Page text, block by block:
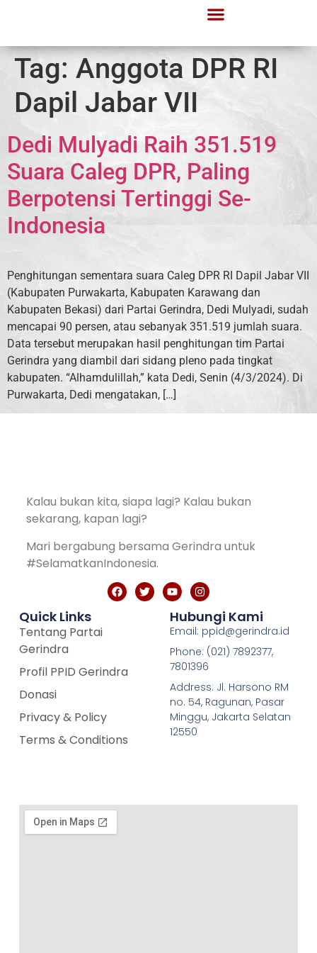
Tag: Anggota DPR RI
Dapil Jabar VII
Dedi Mulyadi Raih 351.519
Suara Caleg DPR, Paling
Berpotensi Tertinggi Se-
Indonesia
Penghitungan sementara suara Caleg DPR RI Dapil Jabar VII
(Kabupaten Purwakarta, Kabupaten Karawang dan
Kabupaten Bekasi) dari Partai Gerindra, Dedi Mulyadi, sudah
mencapai 90 persen, atau sebanyak 351.519 jumlah suara.
Data tersebut merupakan hasil penghitungan tim Partai
Gerindra yang diambil dari sidang pleno pada tingkat
kabupaten. “Alhamdulillah,” kata Dedi, Senin (4/3/2024). Di
Purwakarta, Dedi mengatakan, […]
Kalau bukan kita, siapa lagi? Kalau bukan
sekarang, kapan lagi?
Mari bergabung bersama Gerindra untuk
#SelamatkanIndonesia.
Quick Links
Tentang Partai
Gerindra
Profil PPID Gerindra
Donasi
Privacy & Policy
Terms & Conditions
Hubungi Kami
Email: ppid@gerindra.id
Phone: (021) 7892377,
7801396
Address: Jl. Harsono RM
no. 54, Ragunan, Pasar
Minggu, Jakarta Selatan
12550